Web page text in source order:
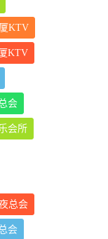
KTV
KTV
会
会所
总会
会